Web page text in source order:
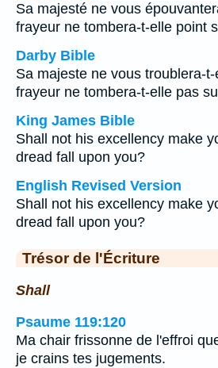
Sa majesté ne vous
frayeur ne tombera-t-elle point
Darby Bible
Sa majeste ne vous troublera-
frayeur ne tombera-t-elle pas
King James Bible
Shall not his excellency make
dread fall upon you?
English Revised Version
Shall not his excellency make
dread fall upon you?
Trésor de l'Écriture
Shall
Psaume 119:120
Ma chair frissonne de l'effroi
je crains tes jugements.